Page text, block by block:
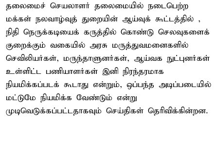
தலைமைச் செயலாளர் தலைமையில் நடைபெற்ற
மக்கள் நலவாழ்வுத் துறையின் ஆய்வுக் கூட்டத்தில் ,
நிதி நெருக்கடியைக் கருத்தில் கொண்டு செலவுகளைக்
குறைக்கும் வகையில் அரசு மருத்துவமனைகளில்
செவிலியர்கள், மருந்தாளுனர்கள், ஆய்வக நுட்புனர்கள்
உள்ளிட்ட பணியாளர்கள் இனி நிரந்தரமாக
நியமிக்கப்படக் கூடாது என்றும், ஒப்பந்த அடிப்படையில்
மட்டுமே நியமிக்க வேண்டும் என்று
முடிவெடுக்கப்பட்டதாகவும் செய்திகள் தெரிவிக்கின்றன.